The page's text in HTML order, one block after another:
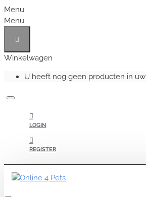
Menu
Menu
Winkelwagen
U heeft nog geen producten in
LOGIN
REGISTER